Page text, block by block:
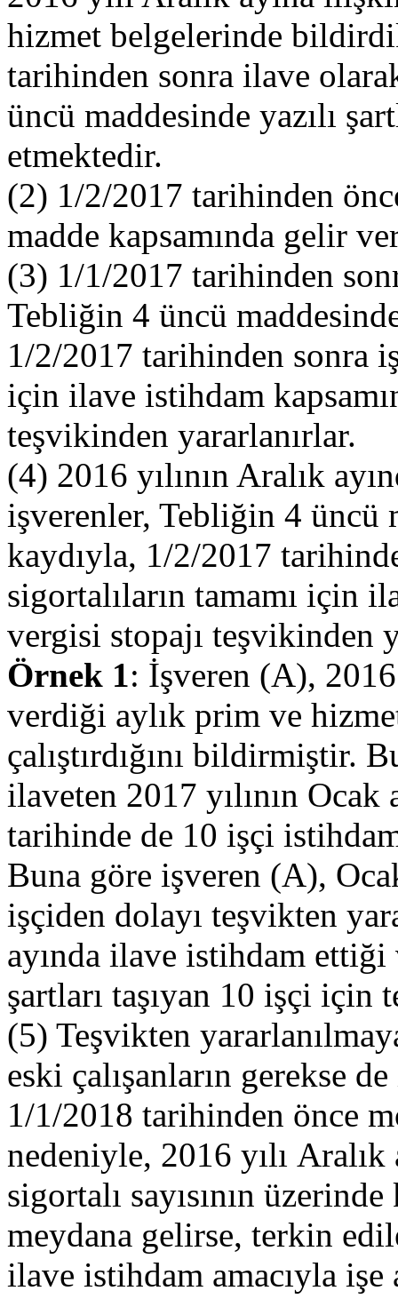
hizmet belgelerinde
tarihinden sonra ilave
üncü maddesinde yazılı
etmektedir.
(2) 1/2/2017 tarihinden
madde kapsamında gelir
(3) 1/1/2017 tarihinden
Tebliğin 4 üncü
1/2/2017 tarihinden sonra
için ilave istihdam
teşvikinden yararlanırlar.
(4) 2016 yılının Aralık
işverenler, Tebliğin 4 üncü
kaydıyla, 1/2/2017
sigortalıların tamamı için
vergisi stopajı teşvikinden
Örnek 1: İşveren (A),
verdiği aylık prim ve
çalıştırdığını bildirmiştir.
ilaveten 2017 yılının
tarihinde de 10 işçi
Buna göre işveren (A),
işçiden dolayı teşvikten
ayında ilave istihdam
şartları taşıyan 10 işçi
(5) Teşvikten
eski çalışanların gerekse
1/1/2018 tarihinden önce
nedeniyle, 2016 yılı
sigortalı sayısının
meydana gelirse, terkin
ilave istihdam amacıyla